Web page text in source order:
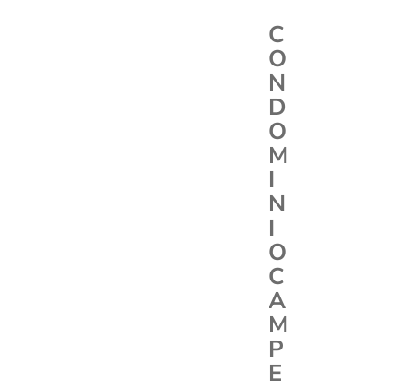
C
O
N
D
O
M
I
N
I
O
C
A
M
P
E